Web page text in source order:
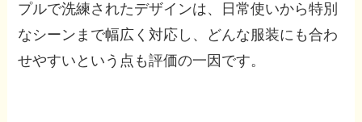
プルで洗練されたデザインは、日常使いから特別
なシーンまで幅広く対応し、どんな服装にも合わ
せやすいという点も評価の一因です。